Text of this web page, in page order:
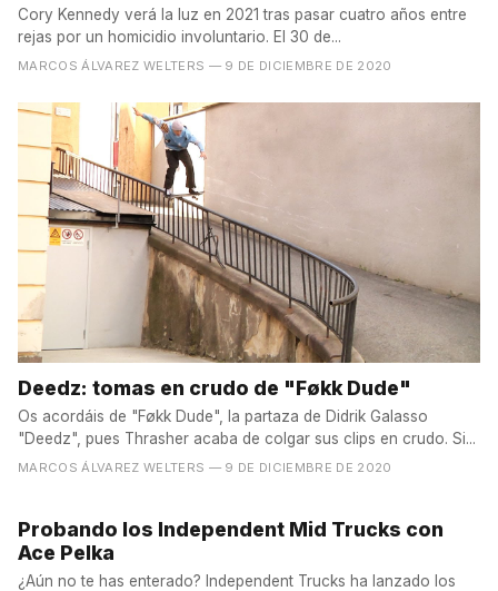
Cory Kennedy verá la luz en 2021 tras pasar cuatro años entre
rejas por un homicidio involuntario. El 30 de...
MARCOS ÁLVAREZ WELTERS — 9 DE DICIEMBRE DE 2020
Deedz: tomas en crudo de "Føkk Dude"
Os acordáis de "Føkk Dude", la partaza de Didrik Galasso
"Deedz", pues Thrasher acaba de colgar sus clips en crudo. Si...
MARCOS ÁLVAREZ WELTERS — 9 DE DICIEMBRE DE 2020
Probando los Independent Mid Trucks con
Ace Pelka
¿Aún no te has enterado? Independent Trucks ha lanzado los